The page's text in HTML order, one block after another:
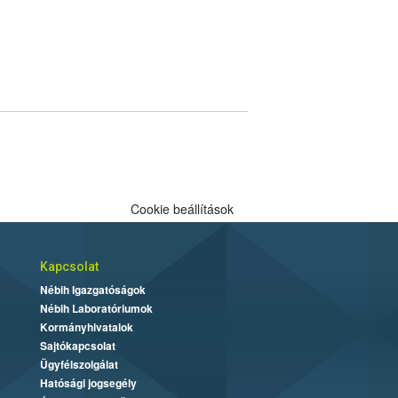
Cookie beállítások
Kapcsolat
Nébih Igazgatóságok
Nébih Laboratóriumok
Kormányhivatalok
Sajtókapcsolat
Ügyfélszolgálat
Hatósági jogsegély